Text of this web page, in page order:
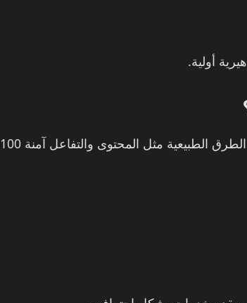
أولية.